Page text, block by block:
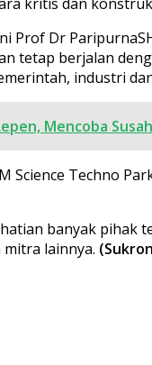
Prof Dr
tetap berjalan
industri
Mencoba
Science Techno
banyak pihak
lainnya.